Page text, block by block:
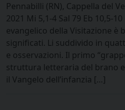
Pennabilli (RN), Cappella del
2021 Mi 5,1-4 Sal 79 Eb 10,5-
evangelico della Visitazione è
significati. Li suddivido in
e osservazioni. Il primo
struttura letteraria del brano
il Vangelo dell’infanzia […]